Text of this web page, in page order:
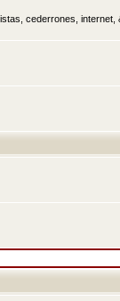
cederrones, internet,